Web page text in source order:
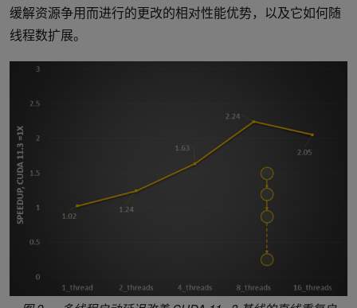
缓解资源争用而进行的更改的相对性能优势，以及它如何随
线程数扩展。